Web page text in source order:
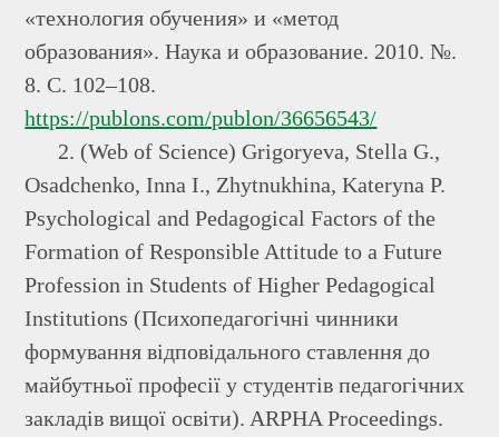
«технология обучения» и «метод
образования». Наука и образование. 2010. №.
8. С. 102–108.
https://publons.com/publon/36656543/
2. (Web of Science) Grigoryeva, Stella G.,
Osadchenko, Inna I., Zhytnukhina, Kateryna P.
Psychological and Pedagogical Factors of the
Formation of Responsible Attitude to a Future
Profession in Students of Higher Pedagogical
Institutions (Психопедагогічні чинники
формування відповідального ставлення до
майбутньої професії у студентів педагогічних
закладів вищої освіти). ARPHA Proceedings.